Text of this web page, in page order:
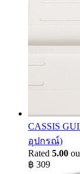
CASSIS
อุปกรณ์)
Rated 5.00
฿ 309